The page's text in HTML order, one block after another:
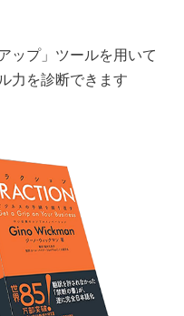
ップ」ツールを用いて
力を診断できます